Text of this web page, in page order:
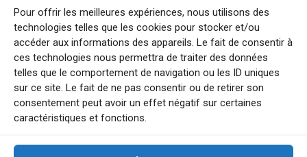
Pour offrir les meilleures expériences, nous utilisons des
technologies telles que les cookies pour stocker et/ou
accéder aux informations des appareils. Le fait de consentir à
ces technologies nous permettra de traiter des données
telles que le comportement de navigation ou les ID uniques
sur ce site. Le fait de ne pas consentir ou de retirer son
consentement peut avoir un effet négatif sur certaines
caractéristiques et fonctions.
Le Mensuel en PDF : consultez le magazine en ligne
Qui sommes-nous ?
BFM Top Sorties
EVENT
Tourisme week-end : envie de vous évader le temps d’un week-end ou
Explorez nos bonnes adresses